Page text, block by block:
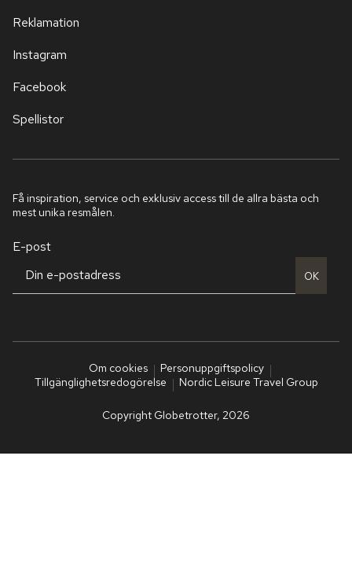
Reklamation
Instagram
Facebook
Spellistor
Få inspiration, service och exklusiv access till de allra bästa och
mest unika resmålen.
E-post
OK
Om cookies
Personuppgiftspolicy
Tillgänglighetsredogörelse
Nordic Leisure Travel Group
Copyright Globetrotter, 2026